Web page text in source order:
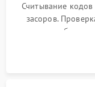
Считывание
засоров.
жалоб на